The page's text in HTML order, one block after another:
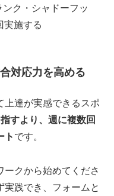
ク・シャドーフッ
実施する
対応力を高める
達が実感できるスポ
すより、週に複数回
トです。
クから始めてくださ
践でき、フォームと